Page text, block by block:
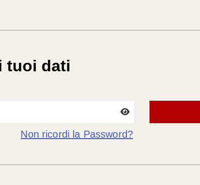
tuoi dati
Non ricordi la Password?